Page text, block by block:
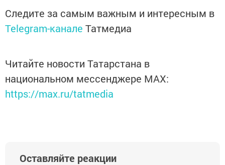
Следите за самым важным и интересным в
Telegram-канале Татмедиа
Читайте новости Татарстана в
национальном мессенджере MАХ:
https://max.ru/tatmedia
Оставляйте реакции